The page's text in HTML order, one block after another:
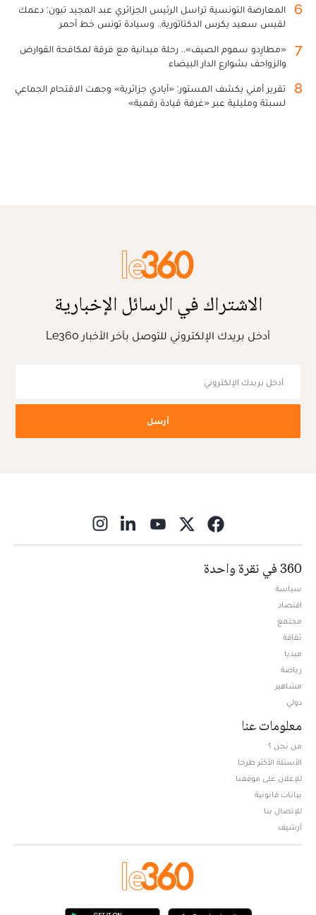
6
المعارضة التونسية تراسل الرئيس الجزائري عبد المجيد تبون: دعمك
لقيس سعيد يكرس الدكتاتورية.. وسيادة تونس خط أحمر
7
«مطارِدو سموم الصيف».. رحلة ميدانية مع فرقة لمكافحة القوارض
والزواحف بشوارع الدار البيضاء
8
تقرير أمني يكشف المستور: «أيادي جزائرية» وجهت الاقتحام الجماعي
لسبتة ومليلية عبر «غرفة قيادة رقمية»
الاشتراك في الرسائل الإخبارية
أدخل بريدك الإلكتروني للتوصل بآخر الأخبار Le360
أرسل
360 في نقرة واحدة
سياسة
اقتصاد
مجتمع
ثقافة
ميديا
رياضة
مشاهير
دولي
معلومات عنا
من نحن ؟
الأسئلة الأكثر طرحا
للإعلان على موقعنا
بيانات قانونية
للإتصال بنا
أرشيف